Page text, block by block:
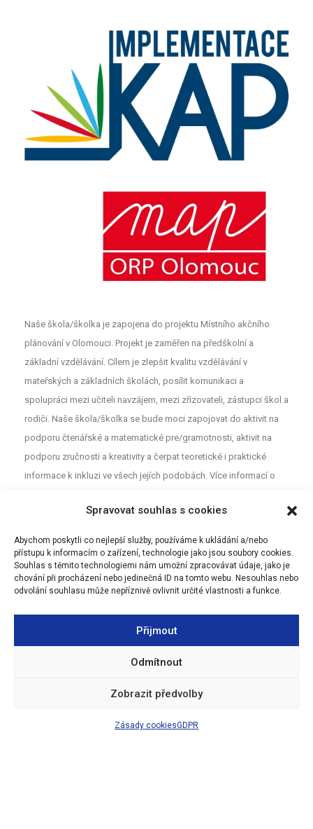
Spravovat souhlas s cookies
Abychom poskytli co nejlepší služby, používáme k ukládání a/nebo
přístupu k informacím o zařízení, technologie jako jsou soubory cookies.
Souhlas s těmito technologiemi nám umožní zpracovávat údaje, jako je
chování při procházení nebo jedinečná ID na tomto webu. Nesouhlas nebo
odvolání souhlasu může nepříznivě ovlivnit určité vlastnosti a funkce.
Přijmout
Odmítnout
Zobrazit předvolby
Zásady cookiesGDPR
Naše škola/školka je zapojena do projektu Místního akčního
plánování v Olomouci. Projekt je zaměřen na předškolní a
základní vzdělávání. Cílem je zlepšit kvalitu vzdělávání v
mateřských a základních školách, posílit komunikaci a
spolupráci mezi učiteli navzájem, mezi zřizovateli, zástupci škol a
rodiči. Naše škola/školka se bude moci zapojovat do aktivit na
podporu čtenářské a matematické pre/gramotnosti, aktivit na
podporu zručnosti a kreativity a čerpat teoretické i praktické
informace k inkluzi ve všech jejích podobách. Více informací o
vzdělávání mezi rodiči, učiteli a dalšími aktéry z Olomouce jsou